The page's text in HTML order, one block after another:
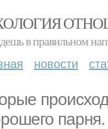
в правильном
новости
парня.